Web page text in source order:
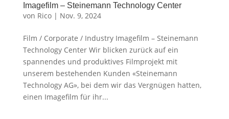
Imagefilm – Steinemann Technology Center
von Rico| Nov. 9, 2024
Film / Corporate / Industry Imagefilm – Steinemann
Technology Center Wir blicken zurück auf ein
spannendes und produktives Filmprojekt mit
unserem bestehenden Kunden «Steinemann
Technology AG», bei dem wir das Vergnügen hatten,
einen Imagefilm für ihr...